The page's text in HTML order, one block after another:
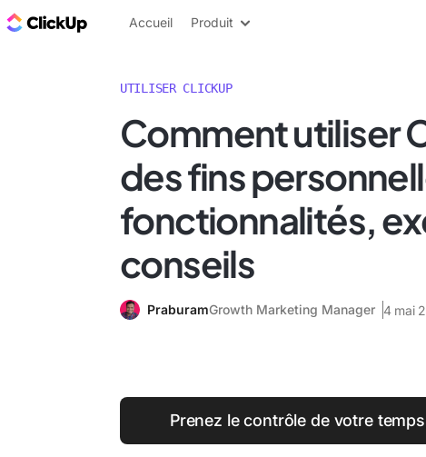
ClickUp Blog
Accueil Produit
UTILISER CLICKUP
Comment utiliser
des fins
fonctionnalités,
conseils
PraburamGrowth Marketing Manager 4 mai
Prenez le contrôle de votre